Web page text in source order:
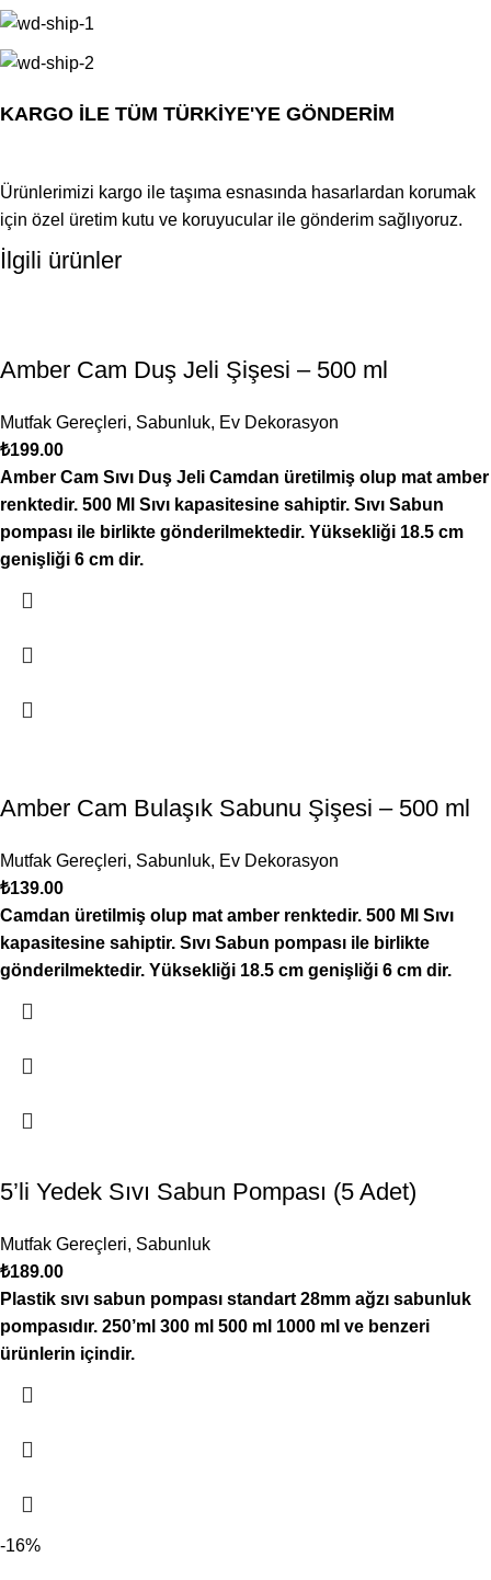
KARGO İLE TÜM TÜRKİYE'YE GÖNDERİM
Ürünlerimizi kargo ile taşıma esnasında hasarlardan korumak
için özel üretim kutu ve koruyucular ile gönderim sağlıyoruz.
İlgili ürünler
Amber Cam Duş Jeli Şişesi – 500 ml
Mutfak Gereçleri, Sabunluk, Ev Dekorasyon
₺199.00
Amber Cam Sıvı Duş Jeli Camdan üretilmiş olup mat amber
renktedir. 500 Ml Sıvı kapasitesine sahiptir. Sıvı Sabun
pompası ile birlikte gönderilmektedir. Yüksekliği 18.5 cm
genişliği 6 cm dir.
Amber Cam Bulaşık Sabunu Şişesi – 500 ml
Mutfak Gereçleri, Sabunluk, Ev Dekorasyon
₺139.00
Camdan üretilmiş olup mat amber renktedir. 500 Ml Sıvı
kapasitesine sahiptir. Sıvı Sabun pompası ile birlikte
gönderilmektedir. Yüksekliği 18.5 cm genişliği 6 cm dir.
5’li Yedek Sıvı Sabun Pompası (5 Adet)
Mutfak Gereçleri, Sabunluk
₺189.00
Plastik sıvı sabun pompası standart 28mm ağzı sabunluk
pompasıdır. 250’ml 300 ml 500 ml 1000 ml ve benzeri
ürünlerin içindir.
-16%